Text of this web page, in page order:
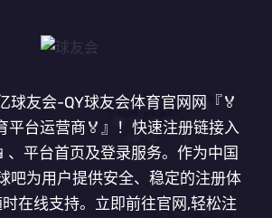
球友会-QY球友会体育官网网『🏅
平台运营商🏅』！快速注册链接入
、平台首页及登录服务。作为中国
吧为用户提供安全、稳定的注册体
在线支持。立即前往官网,轻松注